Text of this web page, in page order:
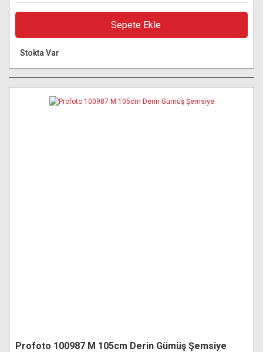
Sepete Ekle
Stokta Var
Profoto 100987 M 105cm Derin Gümüş Şemsiye